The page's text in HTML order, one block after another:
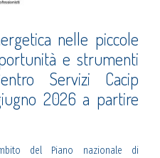
nelle piccole
e strumenti
Servizi Cacip
2026 a partire
del Piano nazionale di